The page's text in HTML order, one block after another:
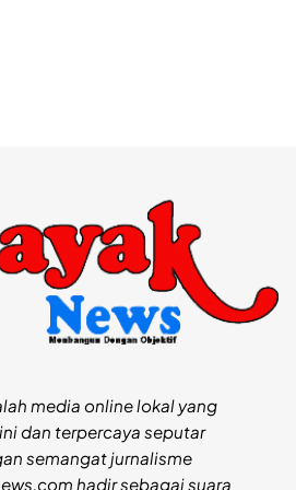
media online lokal yang
dan terpercaya seputar
semangat jurnalisme
hadir sebagai suara